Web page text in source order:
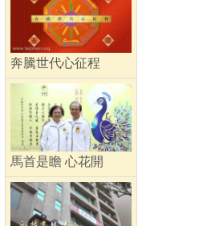
奔騰世代心征程
馬首是瞻 心花開